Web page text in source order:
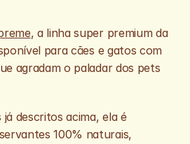
, a linha super premium da
para cães e gatos com
agradam o paladar dos pets
descritos acima, ela é
100% naturais,